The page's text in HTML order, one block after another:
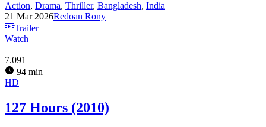
Action, Drama, Thriller, Bangladesh, India
21 Mar 2026Redoan Rony
Trailer
Watch
7.091
94 min
HD
127 Hours (2010)